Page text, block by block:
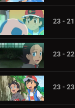
23 - 21
23 - 22
23 - 23